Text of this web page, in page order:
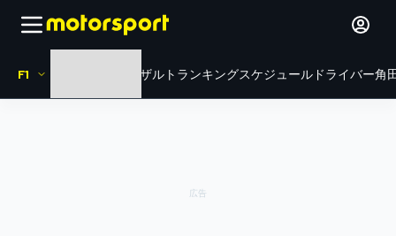
F1 リザルト ランキングスケジュール ドライバー角